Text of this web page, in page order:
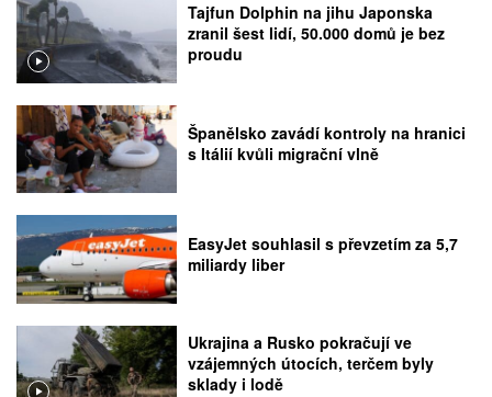
Tajfun Dolphin na jihu Japonska
zranil šest lidí, 50.000 domů je bez
proudu
Španělsko zavádí kontroly na hranici
s Itálií kvůli migrační vlně
EasyJet souhlasil s převzetím za 5,7
miliardy liber
Ukrajina a Rusko pokračují ve
vzájemných útocích, terčem byly
sklady i lodě